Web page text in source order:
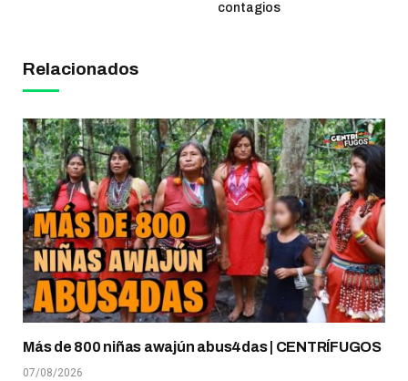
contagios
Relacionados
Más de 800 niñas awajún abus4das | CENTRÍFUGOS
07/08/2026